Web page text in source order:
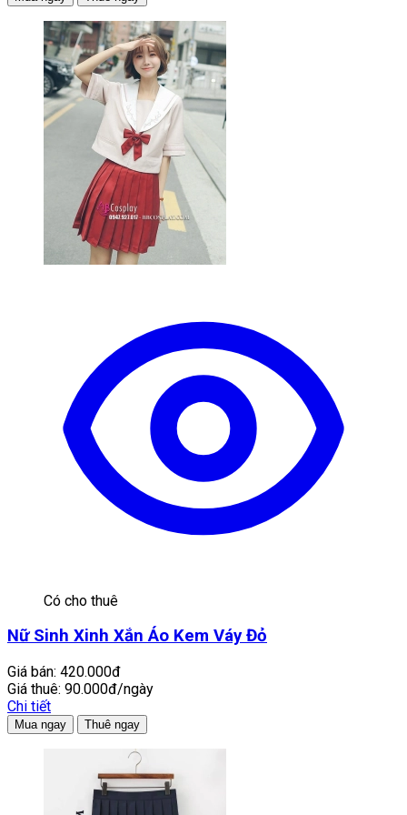
Có cho thuê
Nữ Sinh Xinh Xắn Áo Kem Váy Đỏ
Giá bán: 420.000đ
Giá thuê: 90.000đ/ngày
Chi tiết
Mua ngay Thuê ngay